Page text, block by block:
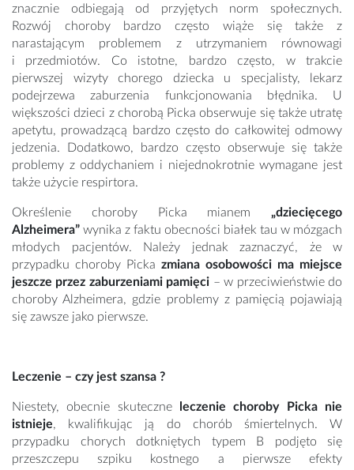
znacznie odbiegają od przyjętych norm społecznych.
Rozwój choroby bardzo często wiąże się także z
narastającym problemem z utrzymaniem równowagi
i przedmiotów. Co istotne, bardzo często, w trakcie
pierwszej wizyty chorego dziecka u specjalisty, lekarz
podejrzewa zaburzenia funkcjonowania błędnika. U
większości dzieci z chorobą Picka obserwuje się także utratę
apetytu, prowadzącą bardzo często do całkowitej odmowy
jedzenia. Dodatkowo, bardzo często obserwuje się także
problemy z oddychaniem i niejednokrotnie wymagane jest
także użycie respirtora.
Określenie choroby Picka mianem „dziecięcego
Alzheimera” wynika z faktu obecności białek tau w mózgach
młodych pacjentów. Należy jednak zaznaczyć, że w
przypadku choroby Picka zmiana osobowości ma miejsce
jeszcze przez zaburzeniami pamięci – w przeciwieństwie do
choroby Alzheimera, gdzie problemy z pamięcią pojawiają
się zawsze jako pierwsze.
Leczenie – czy jest szansa ?
Niestety, obecnie skuteczne
leczenie choroby Picka nie
istnieje, kwalifikując ją do chorób śmiertelnych. W
przypadku chorych dotkniętych typem B podjęto się
przeszczepu szpiku kostnego a pierwsze efekty